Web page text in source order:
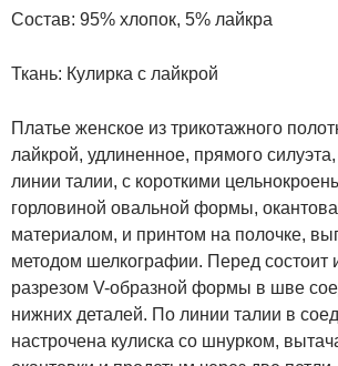
Состав: 95% хлопок, 5% лайкра
Ткань: Кулирка с лайкрой
Платье женское из трикотажного
лайкрой, удлиненное, прямого
линии талии, с короткими
горловиной овальной формы,
материалом, и принтом на полочке,
методом шелкографии. Перед состоит
разрезом V-образной формы в шве
нижних деталей. По линии талии в
настрочена кулиска со шнурком,